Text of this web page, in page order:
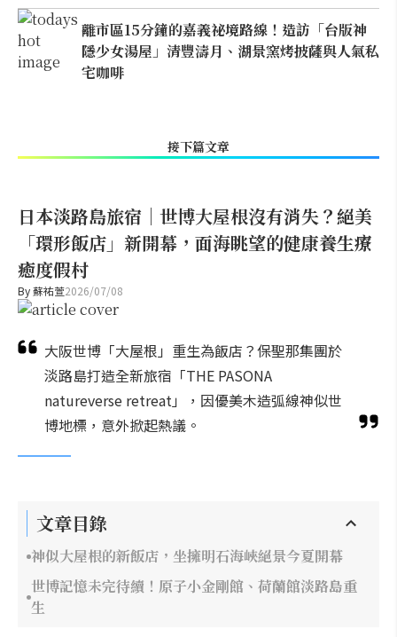
離市區15分鐘的嘉義祕境路線！造訪「台版神
隱少女湯屋」清豐濤月、湖景窯烤披薩與人氣私
宅咖啡
接下篇文章
日本淡路島旅宿｜世博大屋根沒有消失？絕美
「環形飯店」新開幕，面海眺望的健康養生療
癒度假村
By蘇祐萱2026/07/08
大阪世博「大屋根」重生為飯店？保聖那集團於
淡路島打造全新旅宿「THE PASONA
natureverse retreat」，因優美木造弧線神似世
博地標，意外掀起熱議。
文章目錄
神似大屋根的新飯店，坐擁明石海峽絕景今夏開幕
世博記憶未完待續！原子小金剛館、荷蘭館淡路島重
生